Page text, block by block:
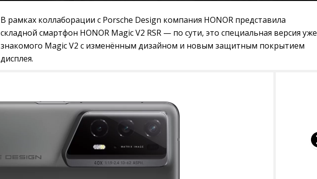
В рамках коллаборации с Porsche Design компания HONOR представила
складной смартфон HONOR Magic V2 RSR — по сути, это специальная версия уже
знакомого Magic V2 с изменённым дизайном и новым защитным покрытием
дисплея.